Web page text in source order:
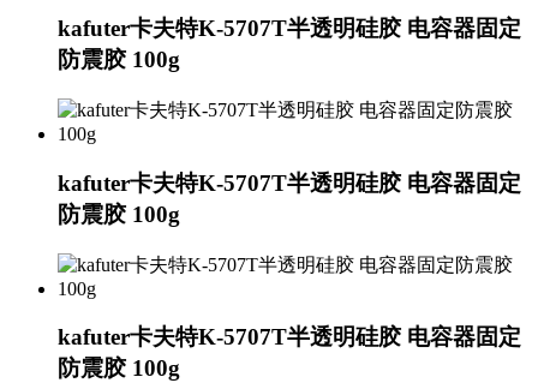
kafuter卡夫特K-5707T半透明硅胶 电容器固定
防震胶 100g
kafuter卡夫特K-5707T半透明硅胶 电容器固定
防震胶 100g
kafuter卡夫特K-5707T半透明硅胶 电容器固定
防震胶 100g